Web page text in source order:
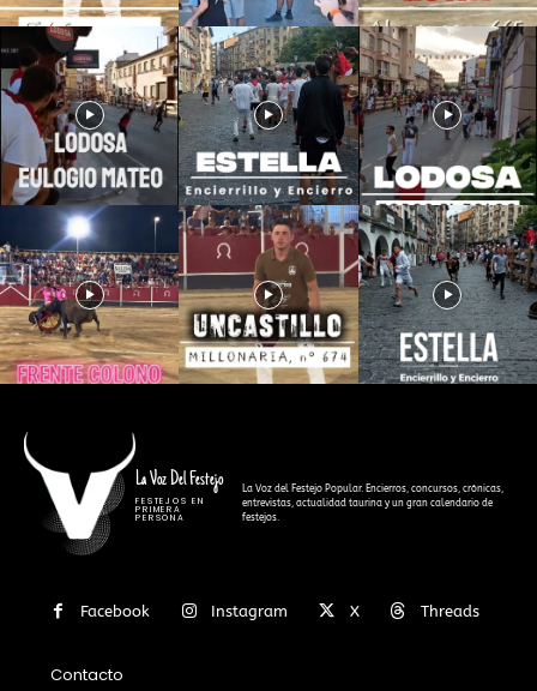
La Voz Del Festejo
FESTEJOS EN
PRIMERA
PERSONA
La Voz del Festejo Popular. Encierros, concursos, crónicas,
entrevistas, actualidad taurina y un gran calendario de
festejos.
Facebook Instagram X Threads
Contacto